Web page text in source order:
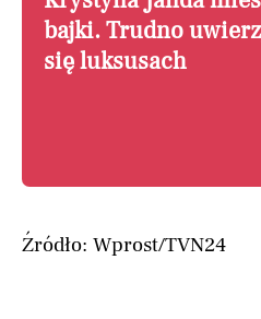
bajki. Trudno
się luksusach
Źródło: Wprost/TVN24